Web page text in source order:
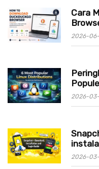
Cara
2026-
2026-
2026-